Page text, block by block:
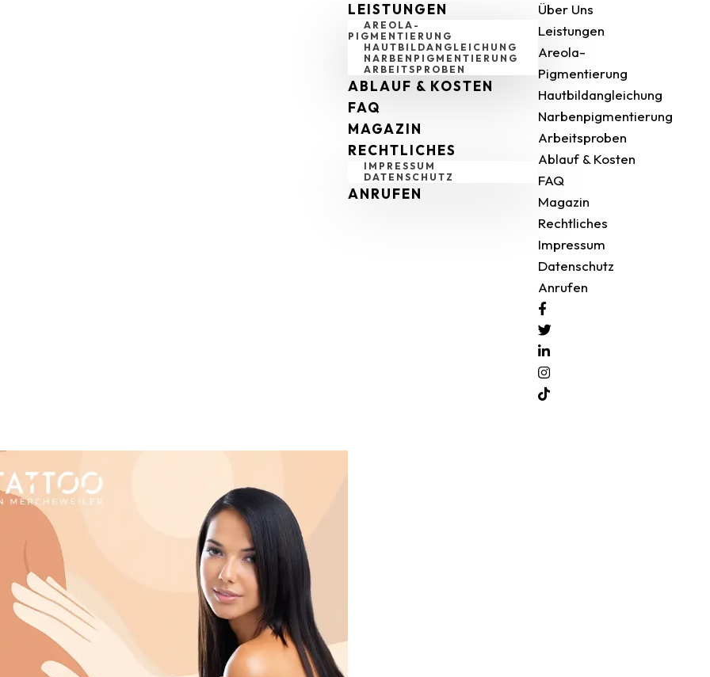
LEISTUNGEN
AREOLA-
PIGMENTIERUNG
HAUTBILDANGLEICHUNG
NARBENPIGMENTIERUNG
ARBEITSPROBEN
ABLAUF & KOSTEN
FAQ
MAGAZIN
RECHTLICHES
IMPRESSUM
DATENSCHUTZ
ANRUFEN
Über Uns
Leistungen
Areola-
Pigmentierung
Hautbildangleichung
Narbenpigmentierung
Arbeitsproben
Ablauf & Kosten
FAQ
Magazin
Rechtliches
Impressum
Datenschutz
Anrufen